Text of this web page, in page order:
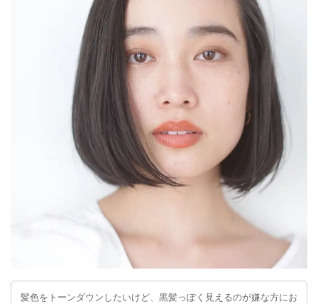
髪色をトーンダウンしたいけど、黒髪っぽく見えるのが嫌な方にお